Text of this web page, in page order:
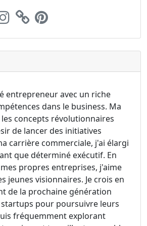
entrepreneur avec un riche
dans le business. Ma
concepts révolutionnaires
de lancer des initiatives
carrière commerciale, j'ai élargi
que déterminé exécutif. En
propres entreprises, j'aime
jeunes visionnaires. Je crois en
de la prochaine génération
pour poursuivre leurs
fréquemment explorant